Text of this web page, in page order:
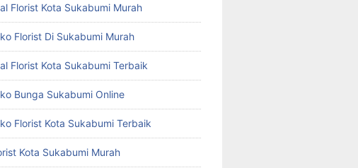
Florist Kota Sukabumi Murah
Florist Di Sukabumi Murah
Florist Kota Sukabumi Terbaik
Bunga Sukabumi Online
Florist Kota Sukabumi Terbaik
Kota Sukabumi Murah